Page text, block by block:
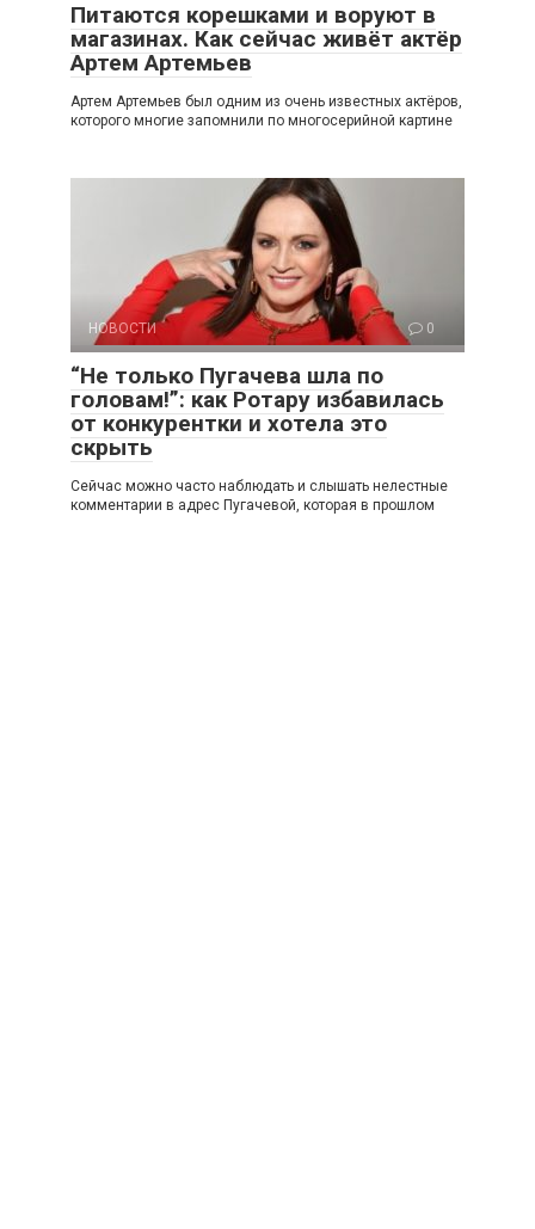
Питаются корешками и воруют в
магазинах. Как сейчас живёт актёр
Артем Артемьев
Артем Артемьев был одним из очень известных актёров,
которого многие запомнили по многосерийной картине
НОВОСТИ 0
“Не только Пугачева шла по
головам!”: как Ротару избавилась
от конкурентки и хотела это
скрыть
Сейчас можно часто наблюдать и слышать нелестные
комментарии в адрес Пугачевой, которая в прошлом